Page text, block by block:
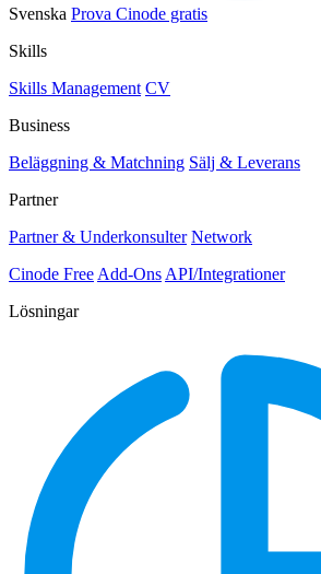
Svenska Prova Cinode gratis
Skills
Skills Management CV
Business
Beläggning & Matchning Sälj & Leverans
Partner
Partner & Underkonsulter Network
Cinode Free Add-Ons API/Integrationer
Lösningar